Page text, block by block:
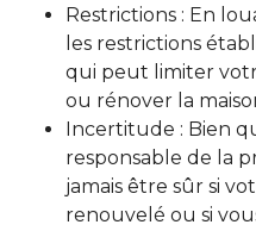
Restrictions : En
les restrictions
qui peut limiter
ou rénover la
Incertitude : Bien
responsable de la
jamais être sûr si
renouvelé ou si